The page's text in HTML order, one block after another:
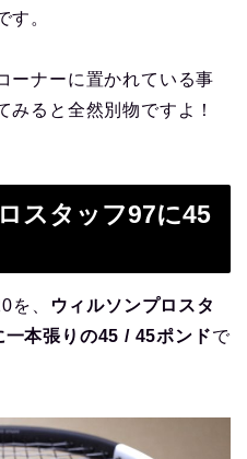
す。
ーナーに置かれている事
みると全然別物ですよ！
スタッフ97に45
を、
ウィルソンプロスタ
本張りの45 / 45ポンドで